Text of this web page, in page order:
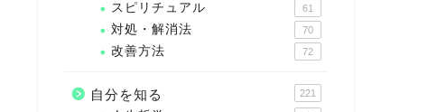
スピリチュアル 61
対処・解消法 70
改善方法 72
自分を知る 221